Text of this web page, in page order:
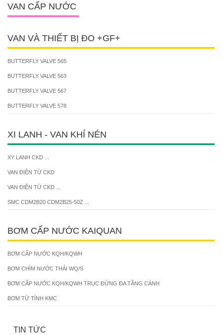
VAN CẤP NƯỚC
VAN VÀ THIẾT BỊ ĐO +GF+
BUTTERFLY VALVE 565
BUTTERFLY VALVE 563
BUTTERFLY VALVE 567
BUTTERFLY VALVE 578
XI LANH - VAN KHÍ NÉN
XY LANH CKD ...
VAN ĐIỆN TỪ CKD
VAN ĐIỆN TỪ CKD ...
SMC CDM2B20 CDM2B25-50Z ...
BƠM CẤP NƯỚC KAIQUAN
BƠM CẤP NƯỚC KQH/KQWH
BƠM CHÌM NƯỚC THẢI WQ/S
BƠM CẤP NƯỚC KQH/KQWH TRỤC ĐỨNG ĐA TẦNG CÁNH
BƠM TỪ TÍNH KMC
TIN TỨC